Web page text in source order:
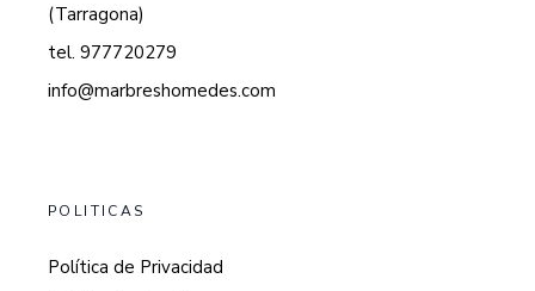
(Tarragona)
tel. 977720279
info@marbreshomedes.com
POLITICAS
Política de Privacidad